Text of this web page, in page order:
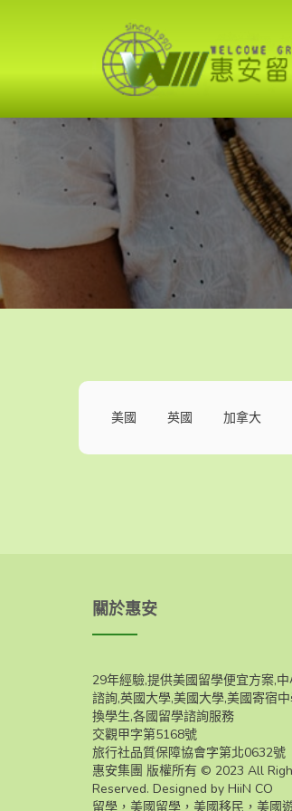
美國 英國 加拿大
關於惠安
29年經驗,提供美國留學便宜方案,
諮詢,英國大學,美國大學,美國寄宿
換學生,各國留學諮詢服務
交觀甲字第5168號
旅行社品質保障協會字第北0632號
惠安集團 版權所有 © 2023 All
Reserved. Designed by HiiN CO
留學，美國留學，美國移民，美國